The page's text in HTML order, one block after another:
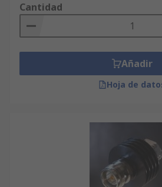
Cantidad
Añadir
Hoja de